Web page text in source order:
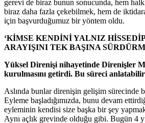
gerevi de biraz bunun sonucunda, hem
biraz daha fazla çekebilmek, hem de
için başvurduğumuz bir yöntem oldu.
‘KİMSE KENDİNİ YALNIZ
ARAYIŞINI TEK BAŞINA
Yüksel Direnişi nihayetinde Direnişler
kurulmasını getirdi. Bu süreci
Aslında bunlar direnişin gelişim sürecinde
Eyleme başladığımızda, bunu devam
eyleminin kendisi size başka bir şey
Aynı açlık grevinde olduğu gibi. Bugün 4